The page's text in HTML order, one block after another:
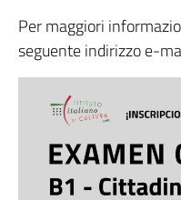
Per maggiori
seguente indirizzo e-